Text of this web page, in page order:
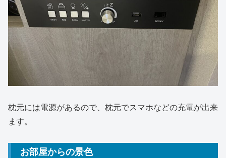
枕元には電源があるので、枕元でスマホなどの充電が出来
ます。
お部屋からの景色